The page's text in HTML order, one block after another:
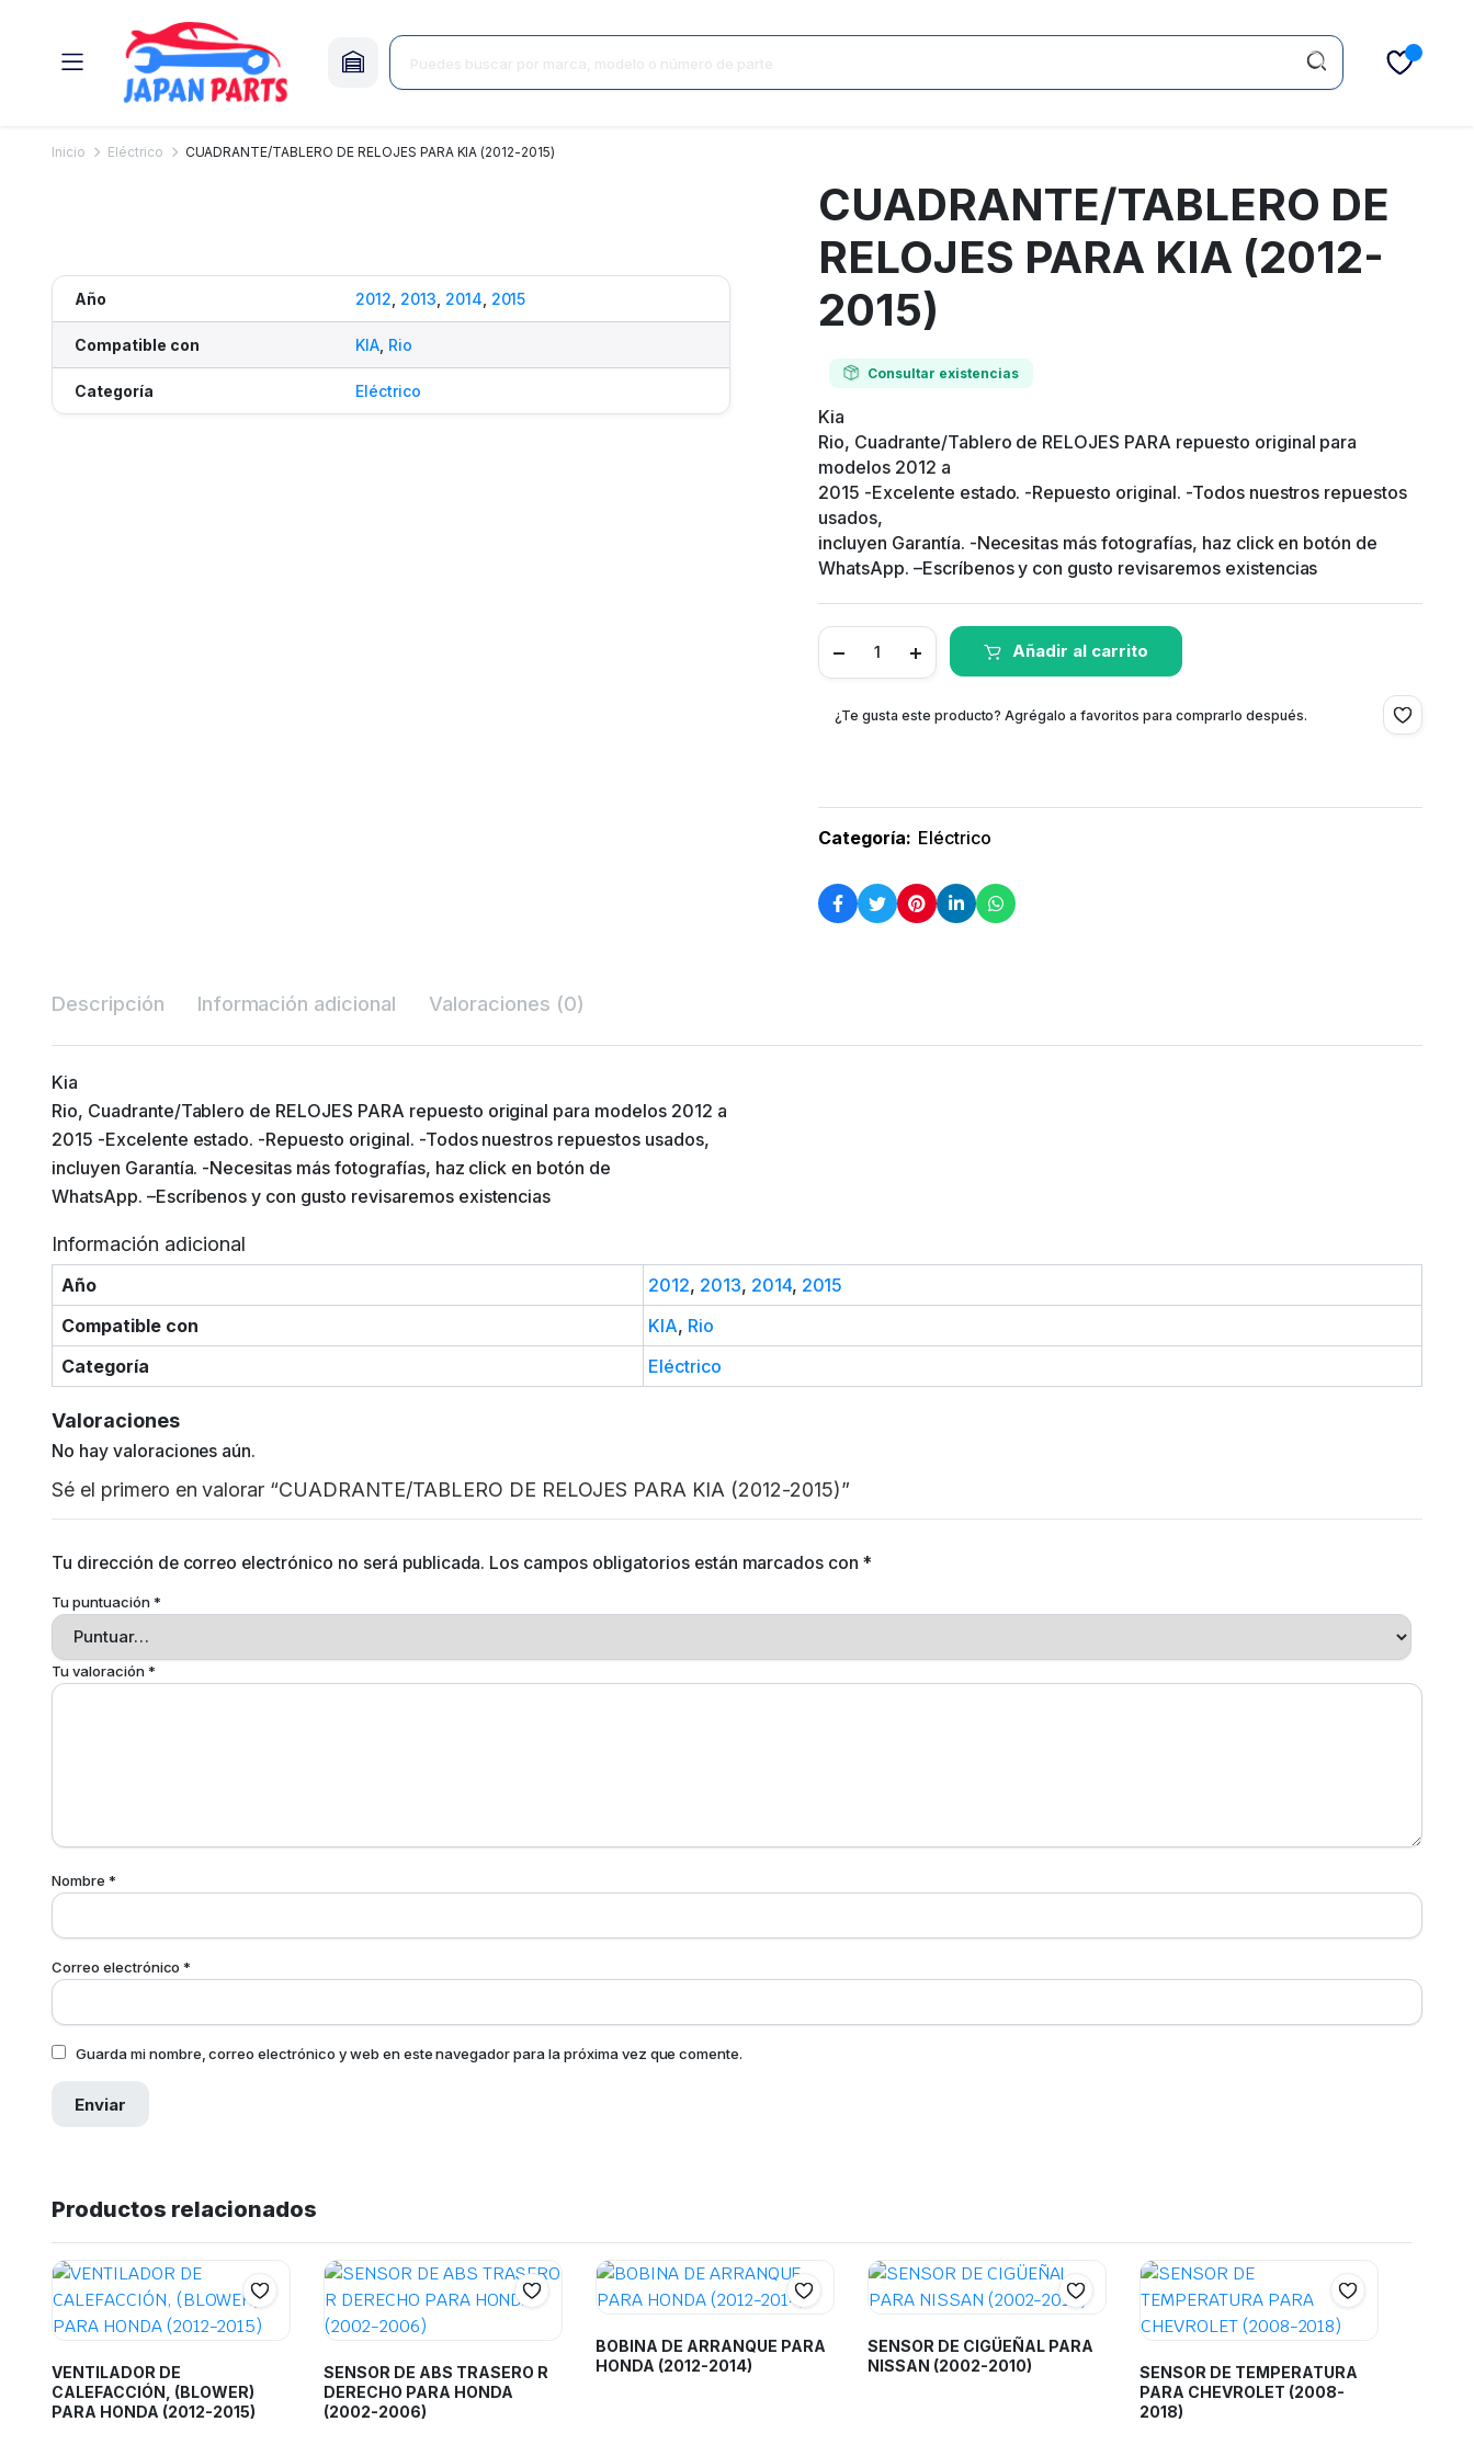
Inicio Eléctrico CUADRANTE/TABLERO DE RELOJES PARA KIA (2012-2015)
Año 2012 2013 2014 2015
Compatible con KIA, Rio
Categoría Eléctrico
CUADRANTE/TABLERO DE
RELOJES PARA KIA (2012-
2015)
Consultar existencias
Kia
Rio, Cuadrante/Tablero de RELOJES PARA repuesto original para
modelos 2012 a
2015 -Excelente estado. -Repuesto original. -Todos nuestros repuestos
usados,
incluyen Garantía. -Necesitas más fotografías, haz click en botón de
WhatsApp. –Escríbenos y con gusto revisaremos existencias
Añadir al carrito
¿Te gusta este producto? Agrégalo a favoritos para comprarlo después.
Categoría: Eléctrico
Descripción Información adicional Valoraciones (0)
Kia
Rio, Cuadrante/Tablero de RELOJES PARA repuesto original para modelos 2012 a
2015 -Excelente estado. -Repuesto original. -Todos nuestros repuestos usados,
incluyen Garantía. -Necesitas más fotografías, haz click en botón de
WhatsApp. –Escríbenos y con gusto revisaremos existencias
Información adicional
Año 2012, 2013, 2014, 2015
Compatible con
KIA, Rio
Categoría
Eléctrico
Valoraciones
No hay valoraciones aún.
Sé el primero en valorar “CUADRANTE/TABLERO DE RELOJES PARA KIA (2012-2015)”
Tu dirección de correo electrónico no será publicada. Los campos obligatorios están marcados con*
Tu puntuación*
Tu valoración*
Nombre *
Correo electrónico*
Guarda mi nombre, correo electrónico y web en este navegador para la próxima vez que comente.
Productos relacionados
VENTILADOR DE
CALEFACCIÓN, (BLOWER)
PARA HONDA (2012-2015)
SENSOR DE ABS TRASERO R
DERECHO PARA HONDA
(2002-2006)
BOBINA DE ARRANQUE PARA
HONDA (2012-2014)
SENSOR DE CIGÜEÑAL PARA
NISSAN (2002-2010)
SENSOR DE TEMPERATURA
PARA CHEVROLET (2008-
2018)